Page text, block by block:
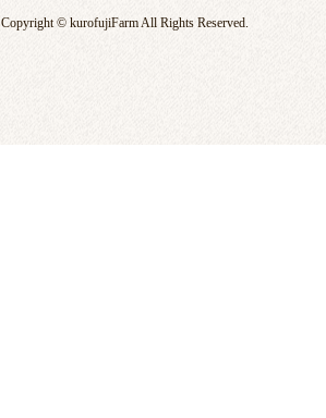
Copyright © kurofujiFarm All Rights Reserved.